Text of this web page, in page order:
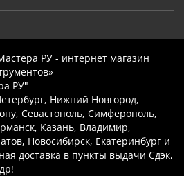
РУ - интернет магазин
РУ"
Нижний Новгород,
Севастополь, Симферополь,
Казань, Владимир,
Новосибирск, Екатеринбург и
доставка в пункты выдачи Сдэк,